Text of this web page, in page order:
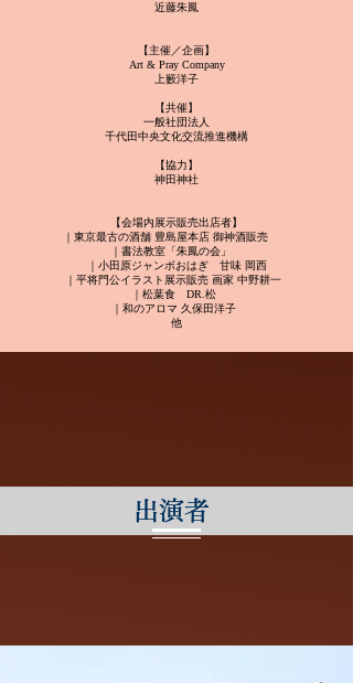
近藤朱鳳
【主催／企画】
Art & Pray Company
上籔洋子
【共催】
一般社団法人
千代田中央文化交流推進機構
【協力】
神田神社
【会場内展示販売出店者】
｜東京最古の酒舗 豊島屋本店 御神酒販売
｜書法教室「朱鳳の会」
｜小田原ジャンボおはぎ 甘味 岡西
｜平将門公イラスト展示販売 画家 中野耕一
｜松葉食 DR.松
｜和のアロマ 久保田洋子
他
​出演者